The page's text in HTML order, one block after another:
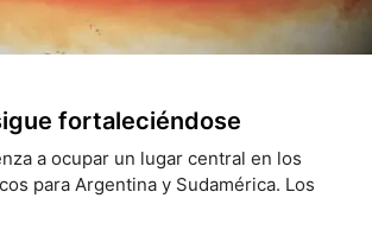
fortaleciéndose
a ocupar un lugar central en los
para Argentina y Sudamérica. Los